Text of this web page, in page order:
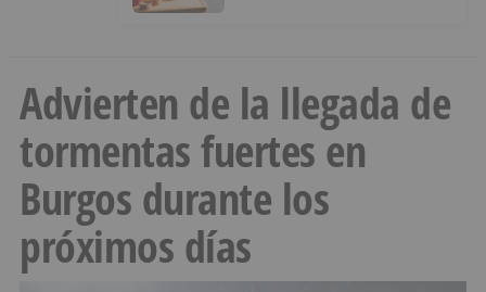
Advierten de la llegada de
tormentas fuertes en
Burgos durante los
próximos días